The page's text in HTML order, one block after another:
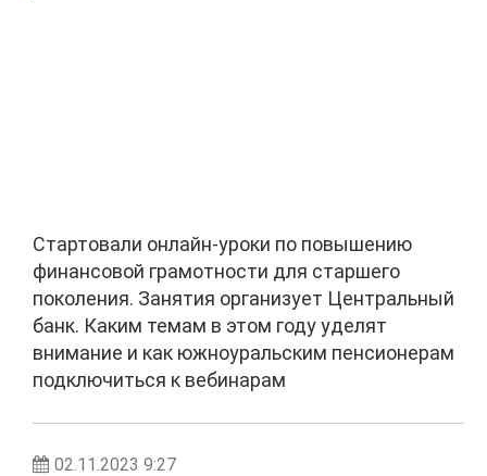
Стартовали онлайн-уроки по повышению
финансовой грамотности для старшего
поколения. Занятия организует Центральный
банк. Каким темам в этом году уделят
внимание и как южноуральским пенсионерам
подключиться к вебинарам
02.11.2023 9:27